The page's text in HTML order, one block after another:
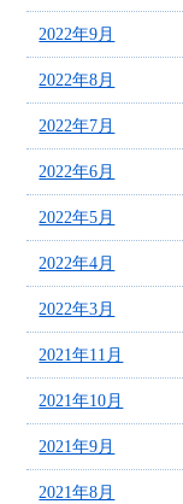
2022年9月
2022年8月
2022年7月
2022年6月
2022年5月
2022年4月
2022年3月
2021年11月
2021年10月
2021年9月
2021年8月